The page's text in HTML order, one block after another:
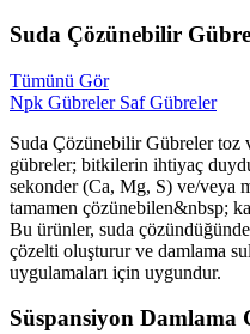
Suda Çözünebilir
Tümünü Gör
Npk Gübreler Saf Gübreler
Suda Çözünebilir Gübreler
gübreler; bitkilerin ihtiyaç
sekonder (Ca, Mg, S) ve/veya
tamamen çözünebilen&nbsp;
Bu ürünler, suda
çözelti oluşturur ve damlama
uygulamaları için uygundur.
Süspansiyon Damlama